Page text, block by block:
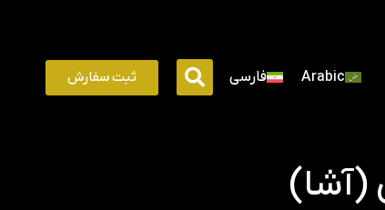
Arabic فارسی ثبت سفارش
(آشا)